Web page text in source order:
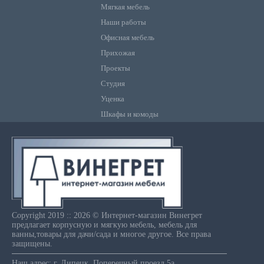
Мягкая мебель
Наши работы
Офисная мебель
Прихожая
Проекты
Студия
Уценка
Шкафы и комоды
Copyright 2019 :: 2026 © Интернет-магазин Винегрет
предлагает корпусную и мягкую мебель, мебель для
ванны,товары для дачи/сада и многое другое. Все права
защищены.